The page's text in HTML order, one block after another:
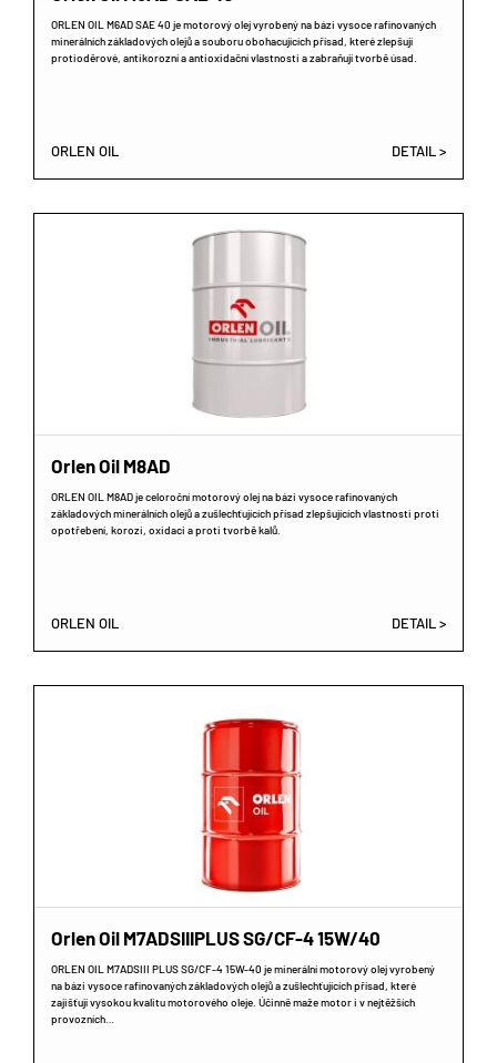
ORLEN OIL M6AD SAE 40 je motorový olej vyrobený na bázi vysoce rafinovaných
minerálních základových olejů a souboru obohacujících přísad, které zlepšují
protioděrové, antikorozní a antioxidační vlastnosti a zabraňují tvorbě úsad.
ORLEN OIL DETAIL >
Orlen Oil M8AD
ORLEN OIL M8AD je celoroční motorový olej na bázi vysoce rafinovaných
základových minerálních olejů a zušlechťujících přísad zlepšujících vlastnosti proti
opotřebení, korozi, oxidaci a proti tvorbě kalů.
ORLEN OIL DETAIL >
Orlen Oil M7ADSIIIPLUS SG/CF-4 15W/40
ORLEN OIL M7ADSIII PLUS SG/CF-4 15W-40 je minerální motorový olej vyrobený
na bázi vysoce rafinovaných základových olejů a zušlechťujících přísad, které
zajišťují vysokou kvalitu motorového oleje. Účinně maže motor i v nejtěžších
provozních…